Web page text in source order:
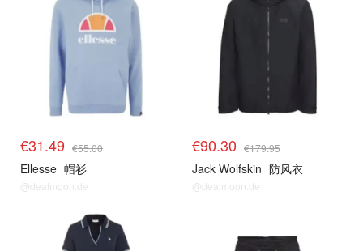
€31.49 €55.00
Ellesse 帽衫
@dealmoon.de
€90.30 €179.95
Jack Wolfskin 防风衣
@dealmoon.de